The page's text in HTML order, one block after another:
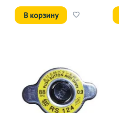
В корзину